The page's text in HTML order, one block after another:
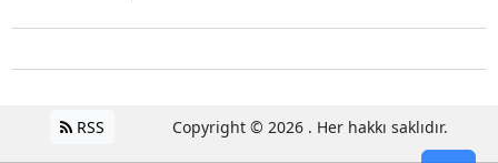
RSS Copyright © 2026 . Her hakkı saklıdır.